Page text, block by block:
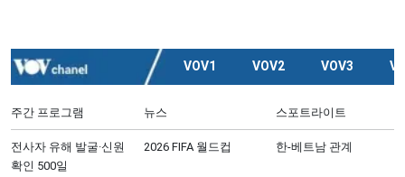
VOV1 VOV2 VOV3
주간 프로그램 뉴스 스포트라이트
전사자 유해 발굴·신원
확인 500일
2026 FIFA 월드컵 한-베트남 관계